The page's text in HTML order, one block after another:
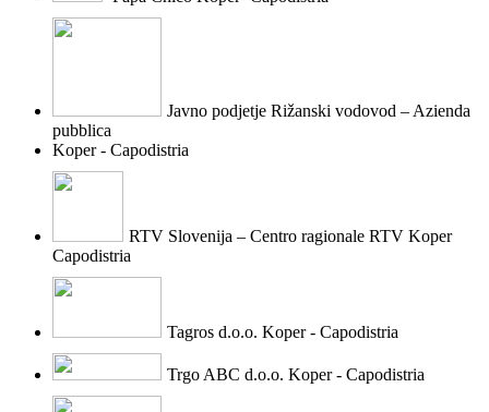
Javno podjetje Rižanski vodovod – Azienda
pubblica
Koper - Capodistria
RTV Slovenija – Centro ragionale RTV Koper
Capodistria
Tagros d.o.o. Koper - Capodistria
Trgo ABC d.o.o. Koper - Capodistria